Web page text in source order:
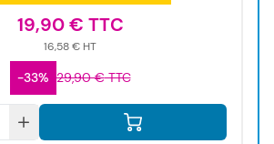
19,90 €
16,58 €
-33% 29,90 €